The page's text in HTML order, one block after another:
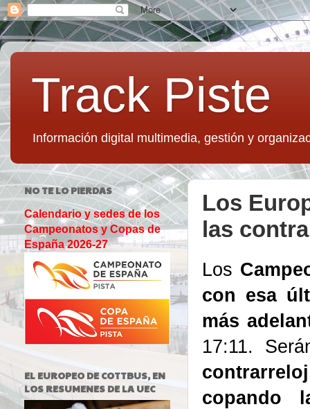
Track Piste
Información digital multimedia, gestión y
Los
las
Los
con esa
más
17:11.
copando
NO TE LO PIERDAS
Calendario y sedes de los
Campeonatos y Copas de
España 2026-27
EL EUROPEO DE COTTBUS, EN
LOS RESUMENES DE LA UEC